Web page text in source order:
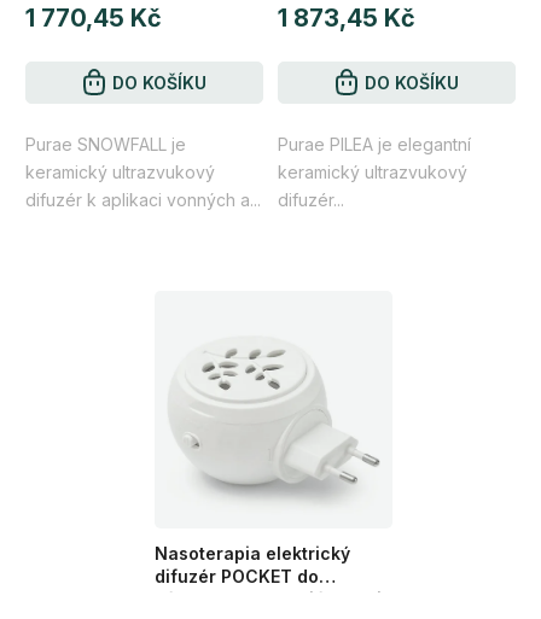
produktu
5
hvězdiček.
1 770,45 Kč
DO KOŠÍKU
Purae SNOWFALL je
keramický ultrazvukový
difuzér k aplikaci vonných a...
produktu
5
hvězdiček.
1 873,45 Kč
DO KOŠÍKU
Purae PILEA je elegantní
keramický ultrazvukový
difuzér...
Nasoterapia elektrický
difuzér POCKET do
zásuvky na esenciální oleje